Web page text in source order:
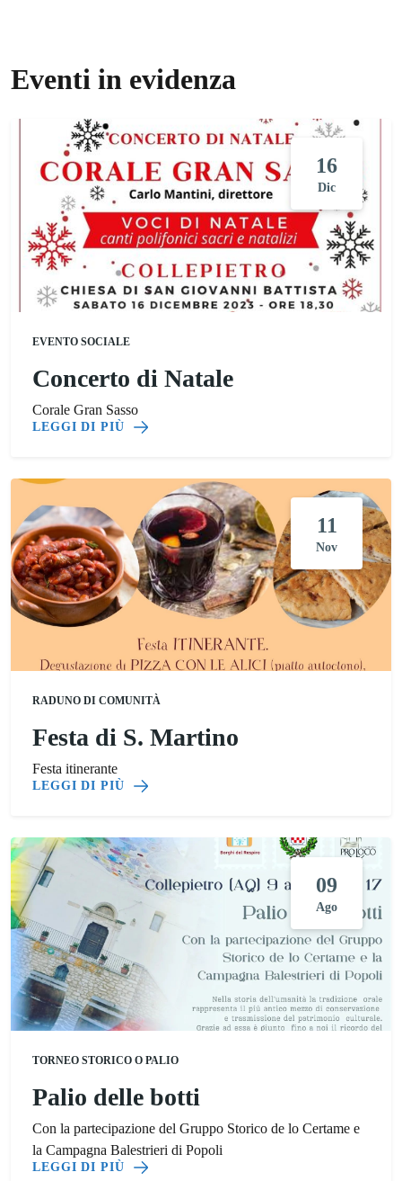
Eventi in evidenza
16
Dic
EVENTO SOCIALE
Concerto di Natale
Corale Gran Sasso
LEGGI DI PIÙ
11
Nov
RADUNO DI COMUNITÀ
Festa di S. Martino
Festa itinerante
LEGGI DI PIÙ
09
Ago
TORNEO STORICO O PALIO
Palio delle botti
Con la partecipazione del Gruppo Storico de lo Certame e
la Campagna Balestrieri di Popoli
LEGGI DI PIÙ